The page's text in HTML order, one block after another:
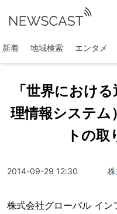
新着 地域検索 エンタメ
「世界におけ
理情報システム
トの取
2014-09-29 12:30
株式会社グローバル イ